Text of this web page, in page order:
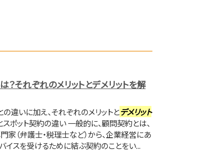
それぞれのメリットとデメリットを解
違いに加え、それぞれのメリットとデメリット
ポット契約の違い 一般的に、顧問契約とは、
（弁護士・税理士など）から、企業経営にあ
イスを受けるために結ぶ契約のことをい...